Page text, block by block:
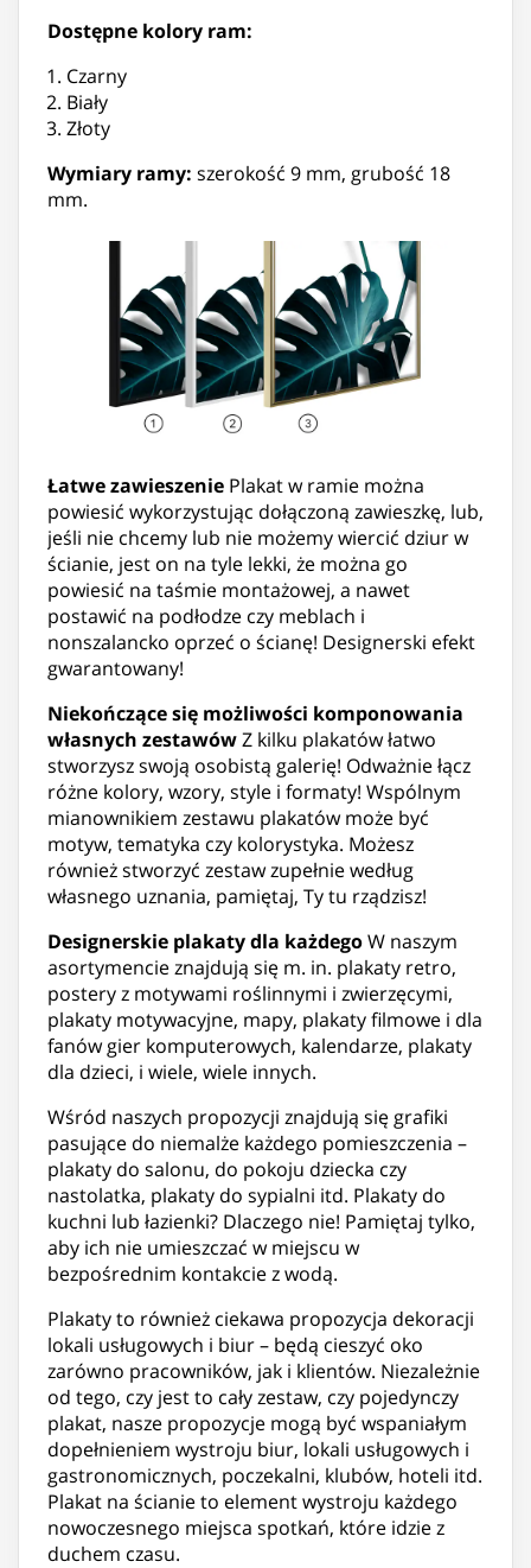
Dostępne kolory ram:
Czarny
Biały
Złoty
Wymiary ramy: szerokość 9 mm, grubość 18
mm.
Łatwe zawieszenie Plakat w ramie można
powiesić wykorzystując dołączoną zawieszkę, lub,
jeśli nie chcemy lub nie możemy wiercić dziur w
ścianie, jest on na tyle lekki, że można go
powiesić na taśmie montażowej, a nawet
postawić na podłodze czy meblach i
nonszalancko oprzeć o ścianę! Designerski efekt
gwarantowany!
Niekończące się możliwości komponowania
własnych zestawówZ kilku plakatów łatwo
stworzysz swoją osobistą galerię! Odważnie łącz
różne kolory, wzory, style i formaty! Wspólnym
mianownikiem zestawu plakatów może być
motyw, tematyka czy kolorystyka. Możesz
również stworzyć zestaw zupełnie według
własnego uznania, pamiętaj, Ty tu rządzisz!
Designerskie plakaty dla każdegoW naszym
asortymencie znajdują się m. in. plakaty retro,
postery z motywami roślinnymi i zwierzęcymi,
plakaty motywacyjne, mapy, plakaty filmowe i dla
fanów gier komputerowych, kalendarze, plakaty
dla dzieci, i wiele, wiele innych.
Wśród naszych propozycji znajdują się grafiki
pasujące do niemalże każdego pomieszczenia –
plakaty do salonu, do pokoju dziecka czy
nastolatka, plakaty do sypialni itd. Plakaty do
kuchni lub łazienki? Dlaczego nie! Pamiętaj tylko,
aby ich nie umieszczać w miejscu w
bezpośrednim kontakcie z wodą.
Plakaty to również ciekawa propozycja dekoracji
lokali usługowych i biur – będą cieszyć oko
zarówno pracowników, jak i klientów. Niezależnie
od tego, czy jest to cały zestaw, czy pojedynczy
plakat, nasze propozycje mogą być wspaniałym
dopełnieniem wystroju biur, lokali usługowych i
gastronomicznych, poczekalni, klubów, hoteli itd.
Plakat na ścianie to element wystroju każdego
nowoczesnego miejsca spotkań, które idzie z
duchem czasu.